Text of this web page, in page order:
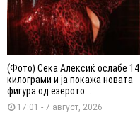
(Фото) Сека Алексиќ ослабе 14
килограми и ја покажа новата
фигура од езерото...
17:01 - 7 август, 2026